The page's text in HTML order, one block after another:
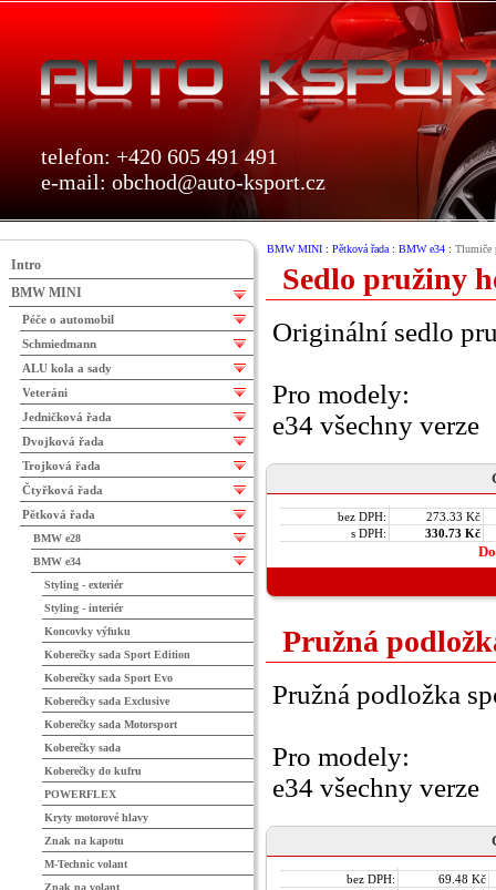
telefon: +420 605 491 491
e-mail: obchod@auto-ksport.cz
BMW MINI : Pětková řada : BMW e34 : Tlumiče
Sedlo pružiny
Originální sedlo
Pro modely:
e34 všechny verze
bez DPH:
273.33 Kč
s DPH:
330.73 Kč
Pružná
Pružná podložka
Pro modely:
e34 všechny verze
bez DPH:
69.48 Kč
Intro
BMW MINI
Péče o automobil
Schmiedmann
ALU kola a sady
Veteráni
Jedničková řada
Dvojková řada
Trojková řada
Čtyřková řada
Pětková řada
BMW e28
BMW e34
Styling - exteriér
Styling - interiér
Koncovky výfuku
Koberečky sada Sport Edition
Koberečky sada Sport Evo
Koberečky sada Exclusive
Koberečky sada Motorsport
Koberečky sada
Koberečky do kufru
POWERFLEX
Kryty motorové hlavy
Znak na kapotu
M-Technic volant
Znak na volant